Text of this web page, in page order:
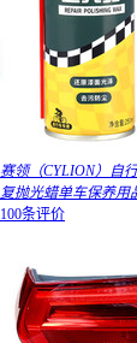
赛领（CYLION）自
复抛光蜡单车保养用
100条评价